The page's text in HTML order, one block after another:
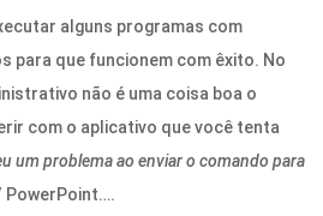
alguns programas com
para que funcionem com êxito. No
não é uma coisa boa o
com o aplicativo que você tenta
um problema ao enviar o comando para
PowerPoint….